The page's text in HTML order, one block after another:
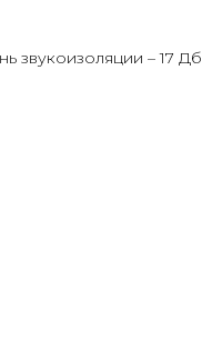
звукоизоляции – 17 Дб